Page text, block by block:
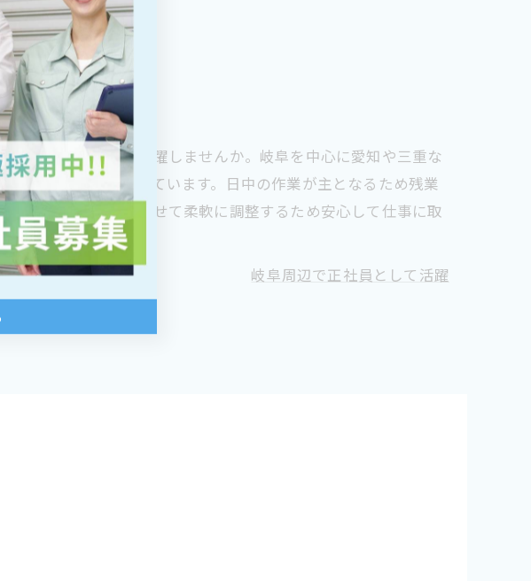
員の正社員として活躍しませんか。岐阜を中心に愛知や三重な
に働く仲間を募集しています。日中の作業が主となるため残業
ひとりの希望に合わせて柔軟に調整するため安心して仕事に取
岐阜周辺で正社員として活躍